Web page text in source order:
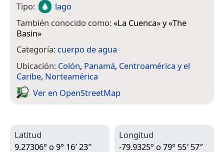
Tipo:
lago
También conocido como:«La Cuenca» y «The
Basin»
Categoría: cuerpo de agua
Ubicación: Colón, Panamá, Centroamérica y el
Caribe, Norteamérica
Ver en Open­Street­Map
Latitud
9.27306° o 9° 16′ 23″
Longitud
-79.9325° o 79° 55′ 57″